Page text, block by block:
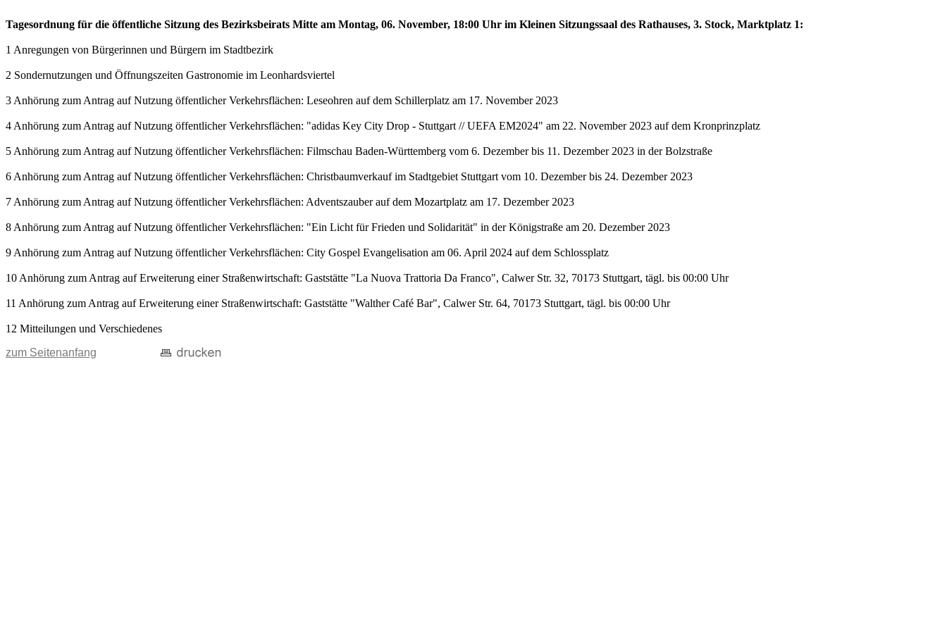
Tagesordnung für die öffentliche Sitzung des Bezirksbeirats Mitte am Montag, 06. November, 18:00 Uhr im Kleinen Sitzungssaal des Rathauses, 3. Stock, Marktplatz 1:
1 Anregungen von Bürgerinnen und Bürgern im Stadtbezirk
2 Sondernutzungen und Öffnungszeiten Gastronomie im Leonhardsviertel
3 Anhörung zum Antrag auf Nutzung öffentlicher Verkehrsflächen: Leseohren auf dem Schillerplatz am 17. November 2023
4 Anhörung zum Antrag auf Nutzung öffentlicher Verkehrsflächen: "adidas Key City Drop - Stuttgart // UEFA EM2024" am 22. November 2023 auf dem Kronprinzplatz
5 Anhörung zum Antrag auf Nutzung öffentlicher Verkehrsflächen: Filmschau Baden-Württemberg vom 6. Dezember bis 11. Dezember 2023 in der Bolzstraße
6 Anhörung zum Antrag auf Nutzung öffentlicher Verkehrsflächen: Christbaumverkauf im Stadtgebiet Stuttgart vom 10. Dezember bis 24. Dezember 2023
7 Anhörung zum Antrag auf Nutzung öffentlicher Verkehrsflächen: Adventszauber auf dem Mozartplatz am 17. Dezember 2023
8 Anhörung zum Antrag auf Nutzung öffentlicher Verkehrsflächen: "Ein Licht für Frieden und Solidarität" in der Königstraße am 20. Dezember 2023
9 Anhörung zum Antrag auf Nutzung öffentlicher Verkehrsflächen: City Gospel Evangelisation am 06. April 2024 auf dem Schlossplatz
10 Anhörung zum Antrag auf Erweiterung einer Straßenwirtschaft: Gaststätte "La Nuova Trattoria Da Franco", Calwer Str. 32, 70173 Stuttgart, tägl. bis 00:00 Uhr
11 Anhörung zum Antrag auf Erweiterung einer Straßenwirtschaft: Gaststätte "Walther Café Bar", Calwer Str. 64, 70173 Stuttgart, tägl. bis 00:00 Uhr
12 Mitteilungen und Verschiedenes
zum Seitenanfang